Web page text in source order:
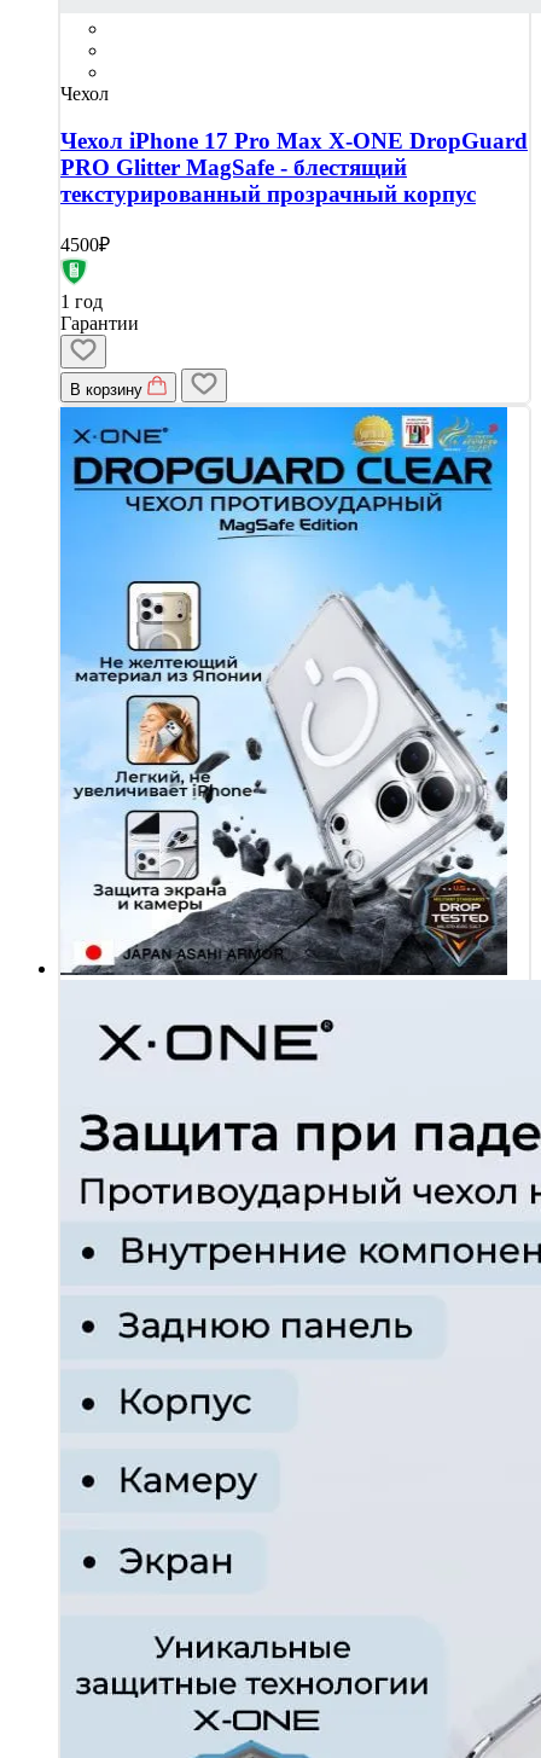
Чехол
Чехол iPhone 17 Pro Max X-ONE DropGuard
PRO Glitter MagSafe - блестящий
текстурированный прозрачный корпус
4500₽
1 год
Гарантии
В корзину